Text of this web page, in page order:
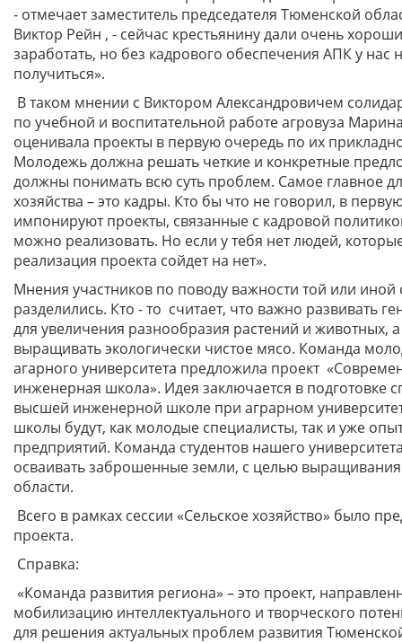
- отмечает заместитель председателя Тюменской
Виктор Рейн , - сейчас крестьянину дали очень
заработать, но без кадрового обеспечения АПК у нас
получиться».
В таком мнении с Виктором Александровичем
по учебной и воспитательной работе агровуза
оценивала проекты в первую очередь по их
Молодежь должна решать четкие и конкретные
должны понимать всю суть проблем. Самое главное
хозяйства – это кадры. Кто бы что не говорил, в
импонируют проекты, связанные с кадровой
можно реализовать. Но если у тебя нет людей,
реализация проекта сойдет на нет».
Мнения участников по поводу важности той или
разделились. Кто - то считает, что важно развивать
для увеличения разнообразия растений и животных,
выращивать экологически чистое мясо. Команда
агарного университета предложила проект
инженерная школа». Идея заключается в подготовке
высшей инженерной школе при аграрном
школы будут, как молодые специалисты, так и уже
предприятий. Команда студентов нашего
осваивать заброшенные земли, с целью выращивания
области.
Всего в рамках сессии «Сельское хозяйство» было
проекта.
Справка:
«Команда развития региона» – это проект,
мобилизацию интеллектуального и творческого
для решения актуальных проблем развития